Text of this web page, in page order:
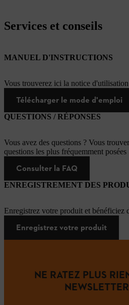
Services et conseils
MANUEL D'INSTRUCTIONS
Vous trouverez ici la notice
Télécharger le mode d'emploi
QUESTIONS / RÉPONSES
Vous avez des questions ? Vous
questions les plus fréquemment posées
Consulter la FAQ
ENREGISTREMENT DES
Enregistrez votre produit et bénéficiez
Enregistrez votre produit
NE RATEZ PLUS